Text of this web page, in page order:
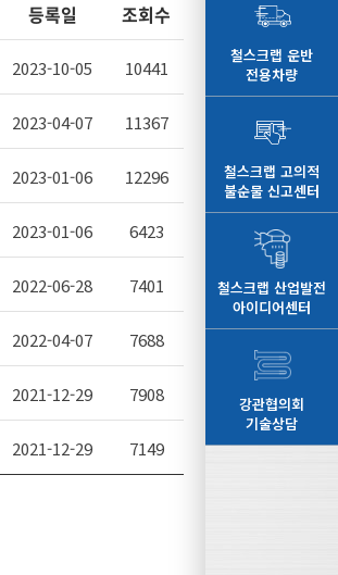
등록일 조회수
2023-10-05 10441
2023-04-07 11367
2023-01-06 12296
2023-01-06 6423
2022-06-28 7401
2022-04-07 7688
2021-12-29 7908
2021-12-29 7149
철스크랩 운반
전용차량
철스크랩 고의적
불순물 신고센터
철스크랩 산업발전
아이디어센터
강관협의회
기술상담